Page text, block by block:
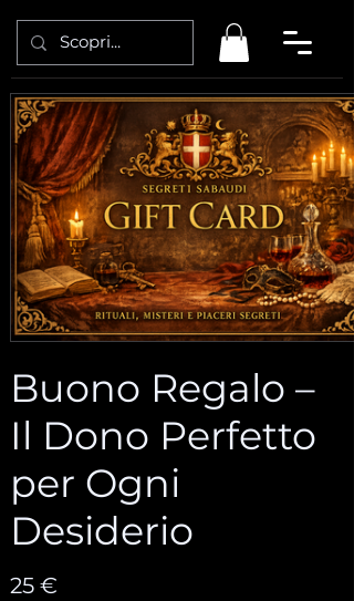
Buono Regalo –
Il Dono Perfetto
per Ogni
Desiderio
25 €